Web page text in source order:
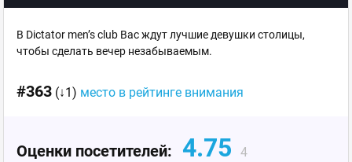
В Dictator men’s club Вас ждут лучшие девушки столицы,
чтобы сделать вечер незабываемым.
#363 (↓1) место в рейтинге внимания
Оценки посетителей: 4.75 4